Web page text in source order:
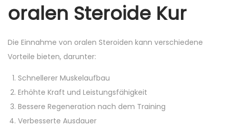
oralen Steroide Kur
Die Einnahme von oralen Steroiden kann verschiedene
Vorteile bieten, darunter:
Schnellerer Muskelaufbau
Erhöhte Kraft und Leistungsfähigkeit
Bessere Regeneration nach dem Training
Verbesserte Ausdauer